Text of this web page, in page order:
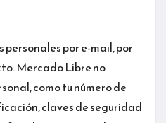
por e-mail, por
Mercado Libre no
como tu número de
claves de seguridad